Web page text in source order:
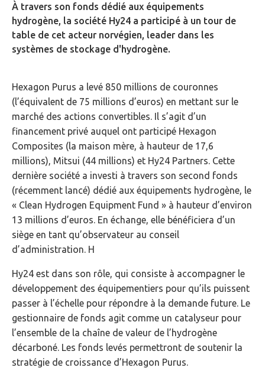
À travers son fonds dédié aux équipements
hydrogène, la société Hy24 a participé à un tour de
table de cet acteur norvégien, leader dans les
systèmes de stockage d'hydrogène.
Hexagon Purus a levé 850 millions de couronnes
(l’équivalent de 75 millions d’euros) en mettant sur le
marché des actions convertibles. Il s’agit d’un
financement privé auquel ont participé Hexagon
Composites (la maison mère, à hauteur de 17,6
millions), Mitsui (44 millions) et Hy24 Partners. Cette
dernière société a investi à travers son second fonds
(récemment lancé) dédié aux équipements hydrogène, le
« Clean Hydrogen Equipment Fund » à hauteur d’environ
13 millions d’euros. En échange, elle bénéficiera d’un
siège en tant qu’observateur au conseil
d’administration. H
Hy24 est dans son rôle, qui consiste à accompagner le
développement des équipementiers pour qu’ils puissent
passer à l’échelle pour répondre à la demande future. Le
gestionnaire de fonds agit comme un catalyseur pour
l’ensemble de la chaîne de valeur de l’hydrogène
décarboné. Les fonds levés permettront de soutenir la
stratégie de croissance d’Hexagon Purus.